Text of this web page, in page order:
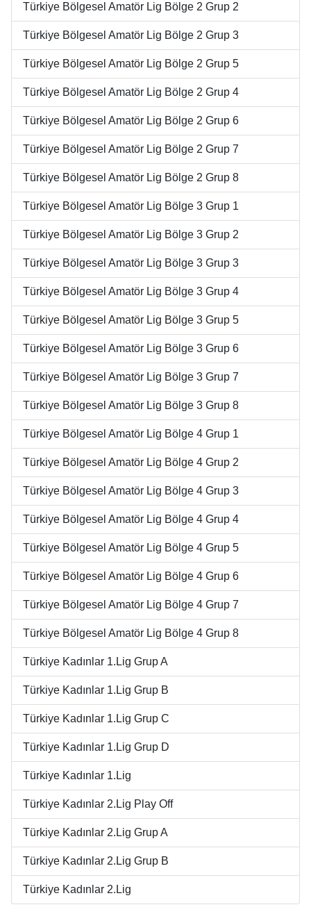
Türkiye Bölgesel Amatör Lig Bölge 2 Grup 2
Türkiye Bölgesel Amatör Lig Bölge 2 Grup 3
Türkiye Bölgesel Amatör Lig Bölge 2 Grup 5
Türkiye Bölgesel Amatör Lig Bölge 2 Grup 4
Türkiye Bölgesel Amatör Lig Bölge 2 Grup 6
Türkiye Bölgesel Amatör Lig Bölge 2 Grup 7
Türkiye Bölgesel Amatör Lig Bölge 2 Grup 8
Türkiye Bölgesel Amatör Lig Bölge 3 Grup 1
Türkiye Bölgesel Amatör Lig Bölge 3 Grup 2
Türkiye Bölgesel Amatör Lig Bölge 3 Grup 3
Türkiye Bölgesel Amatör Lig Bölge 3 Grup 4
Türkiye Bölgesel Amatör Lig Bölge 3 Grup 5
Türkiye Bölgesel Amatör Lig Bölge 3 Grup 6
Türkiye Bölgesel Amatör Lig Bölge 3 Grup 7
Türkiye Bölgesel Amatör Lig Bölge 3 Grup 8
Türkiye Bölgesel Amatör Lig Bölge 4 Grup 1
Türkiye Bölgesel Amatör Lig Bölge 4 Grup 2
Türkiye Bölgesel Amatör Lig Bölge 4 Grup 3
Türkiye Bölgesel Amatör Lig Bölge 4 Grup 4
Türkiye Bölgesel Amatör Lig Bölge 4 Grup 5
Türkiye Bölgesel Amatör Lig Bölge 4 Grup 6
Türkiye Bölgesel Amatör Lig Bölge 4 Grup 7
Türkiye Bölgesel Amatör Lig Bölge 4 Grup 8
Türkiye Kadınlar 1.Lig Grup A
Türkiye Kadınlar 1.Lig Grup B
Türkiye Kadınlar 1.Lig Grup C
Türkiye Kadınlar 1.Lig Grup D
Türkiye Kadınlar 1.Lig
Türkiye Kadınlar 2.Lig Play Off
Türkiye Kadınlar 2.Lig Grup A
Türkiye Kadınlar 2.Lig Grup B
Türkiye Kadınlar 2.Lig